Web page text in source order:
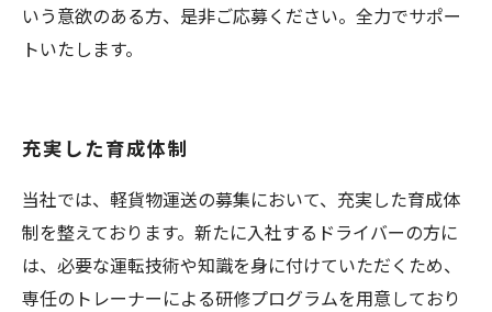
いう意欲のある方、是非ご応募ください。全力でサポー
トいたします。
充実した育成体制
当社では、軽貨物運送の募集において、充実した育成体
制を整えております。新たに入社するドライバーの方に
は、必要な運転技術や知識を身に付けていただくため、
専任のトレーナーによる研修プログラムを用意しており